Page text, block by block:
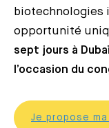
biotechnologies
opportunité
sept jours à
l’occasion du
Je propose